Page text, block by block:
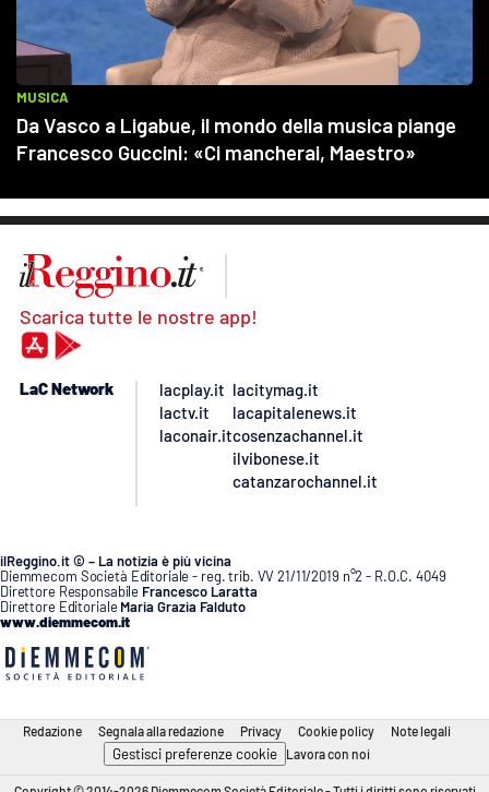
Scarica tutte le nostre app!
LaC Network
lacplay.it
lactv.it
laconair.it
lacitymag.it
lacapitalenews.it
cosenzachannel.it
ilvibonese.it
catanzarochannel.it
ilReggino.it © – La notizia è più vicina
Diemmecom Società Editoriale - reg. trib. VV 21/11/2019 n°2 - R.O.C. 4049
Direttore Responsabile Francesco Laratta
Direttore Editoriale Maria Grazia Falduto
www.diemmecom.it
Redazione Segnala alla redazione Privacy Cookie policy Note legali
Gestisci preferenze cookie Lavora con noi